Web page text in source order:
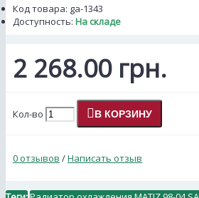
Код товара: ga-1343
Доступность: На складе
2 268.00 грн.
Кол-во В КОРЗИНУ
0 отзывов /Написать отзыв